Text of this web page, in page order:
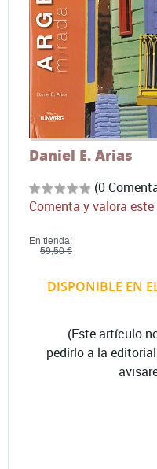
Daniel E. Arias
(0
Comenta y valora
En tienda:
59,50 €
DISPONIBLE EN
(Este artículo
pedirlo a la